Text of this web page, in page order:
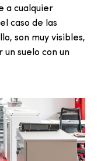
a cualquier
caso de las
son muy visibles,
suelo con un